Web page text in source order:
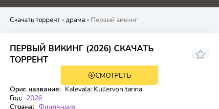
4.6 0 0 0
Скачать торрент» драма » Первый викинг
ПЕРВЫЙ ВИКИНГ (2026) СКАЧАТЬ
ТОРРЕНТ
6.5
СМОТРЕТЬ
Ориг. название: Kalevala: Kullervon tarina
Год: 2026
Страна: Финляндия